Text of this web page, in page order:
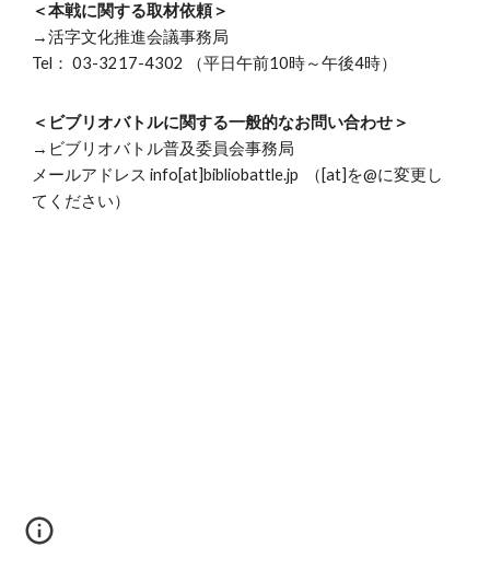
＜本戦に関する取材依頼＞
→活字文化推進会議事務局
Tel： 03-3217-4302 （平日午前10時～午後4時）
＜ビブリオバトルに関する一般的なお問い合わせ＞
→ビブリオバトル普及委員会事務局
メールアドレス info[at]bibliobattle.jp （[at]を@に変更し
てください）